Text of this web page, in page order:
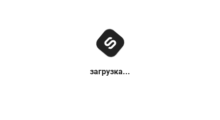
загрузка...